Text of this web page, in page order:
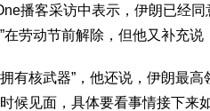
播客采访中表示，伊朗已经
劳动节前解除，但他又补充说
有核武器”，他还说，伊朗最
候见面，具体要看事情接下来如